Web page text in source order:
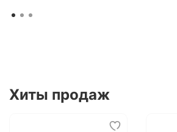
Хиты продаж